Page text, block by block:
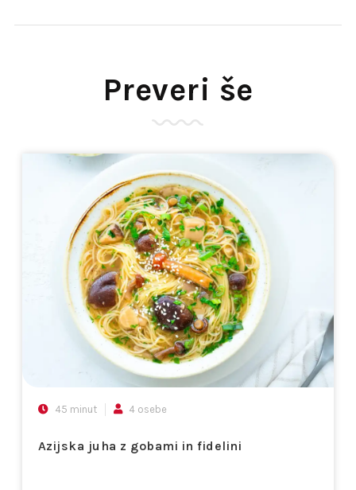
Preveri še
Azijska juha z gobami in fidelini
45 minut 4 osebe